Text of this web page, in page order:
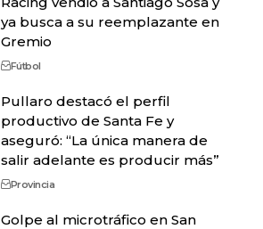
ya busca a su reemplazante en
Gremio
Fútbol
Pullaro destacó el perfil
productivo de Santa Fe y
aseguró: “La única manera de
salir adelante es producir más”
Provincia
Golpe al microtráfico en San